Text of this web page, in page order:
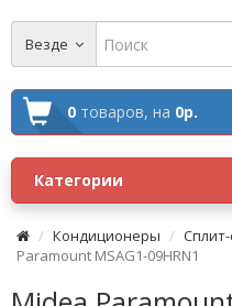
Везде
0 товаров, на 0р.
Категории
Кондиционеры
Paramount MSAG1-09HRN1